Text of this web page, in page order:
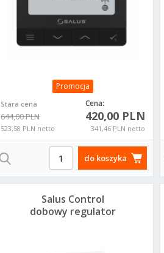
Promocja
Stara cena
644,00 PLN
523,58 PLN netto
Cena:
420,00 PLN
341,46 PLN netto
do koszyka
Salus Control
dobowy regulator